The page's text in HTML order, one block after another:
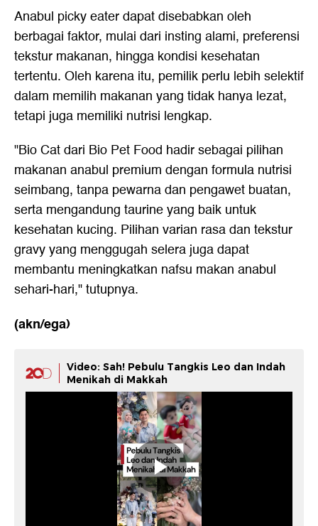
Anabul picky eater dapat disebabkan oleh
berbagai faktor, mulai dari insting alami, preferensi
tekstur makanan, hingga kondisi kesehatan
tertentu. Oleh karena itu, pemilik perlu lebih selektif
dalam memilih makanan yang tidak hanya lezat,
tetapi juga memiliki nutrisi lengkap.
"Bio Cat dari Bio Pet Food hadir sebagai pilihan
makanan anabul premium dengan formula nutrisi
seimbang, tanpa pewarna dan pengawet buatan,
serta mengandung taurine yang baik untuk
kesehatan kucing. Pilihan varian rasa dan tekstur
gravy yang menggugah selera juga dapat
membantu meningkatkan nafsu makan anabul
sehari-hari," tutupnya.
(akn/ega)
Video: Sah! Pebulu Tangkis Leo dan Indah
Menikah di Makkah